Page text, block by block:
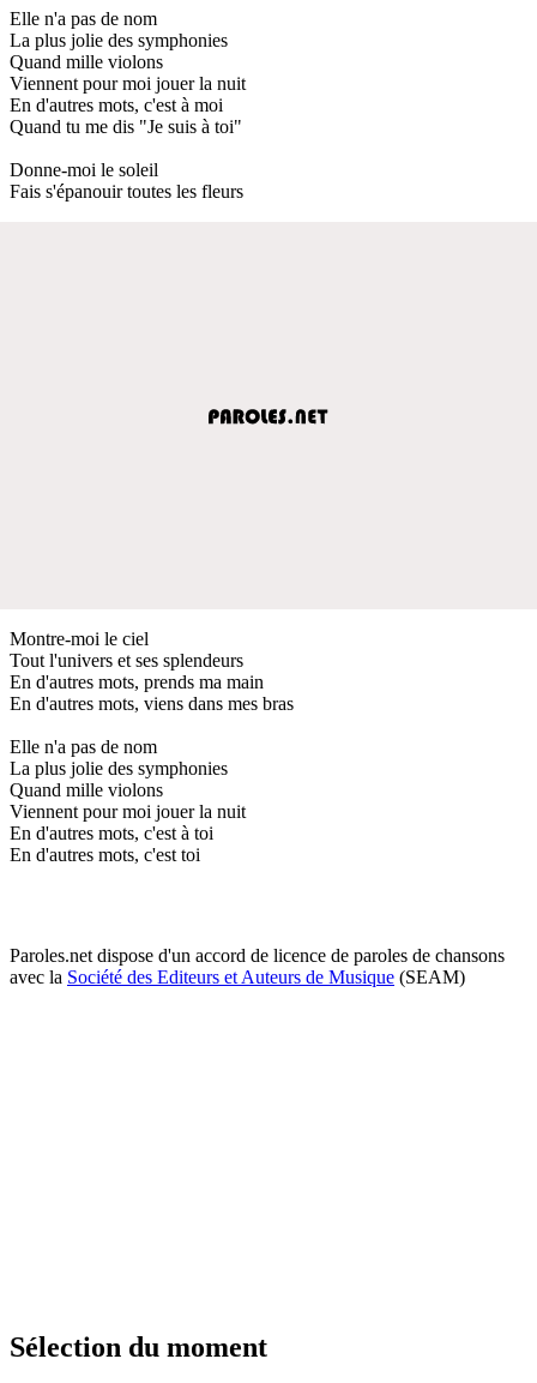
Elle n'a pas de nom
La plus jolie des symphonies
Quand mille violons
Viennent pour moi jouer la nuit
En d'autres mots, c'est à moi
Quand tu me dis "Je suis à toi"
Donne-moi le soleil
Fais s'épanouir toutes les fleurs
Montre-moi le ciel
Tout l'univers et ses splendeurs
En d'autres mots, prends ma main
En d'autres mots, viens dans mes bras
Elle n'a pas de nom
La plus jolie des symphonies
Quand mille violons
Viennent pour moi jouer la nuit
En d'autres mots, c'est à toi
En d'autres mots, c'est toi
Paroles.net dispose d'un accord de licence de paroles de chansons
avec la Société des Editeurs et Auteurs de Musique (SEAM)
Sélection du moment